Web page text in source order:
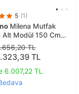
5 (1)
Milena Mutfak
Alt Modül 150 Cm
atlantik Çam
TL
TL
6.007,22 TL